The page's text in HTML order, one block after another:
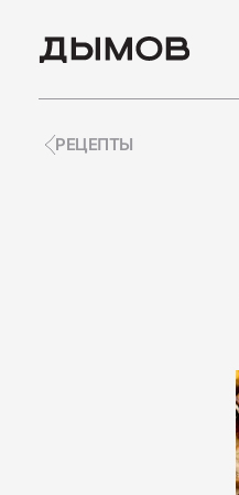
РЕЦЕПТЫ